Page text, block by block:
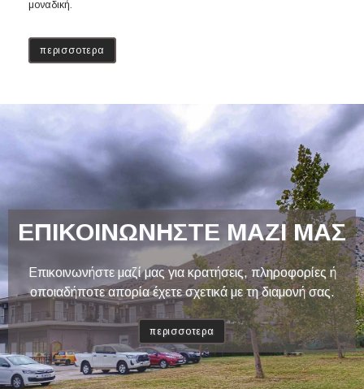
μοναδική.
περισσοτερα
ΕΠΙΚΟΙΝΩΝΗΣΤΕ ΜΑΖΙ ΜΑΣ
Επικοινωνήστε μαζί μας για κρατήσεις, πληροφορίες ή
οποιαδήποτε απορία έχετε σχετικά με τη διαμονή σας.
περισσοτερα